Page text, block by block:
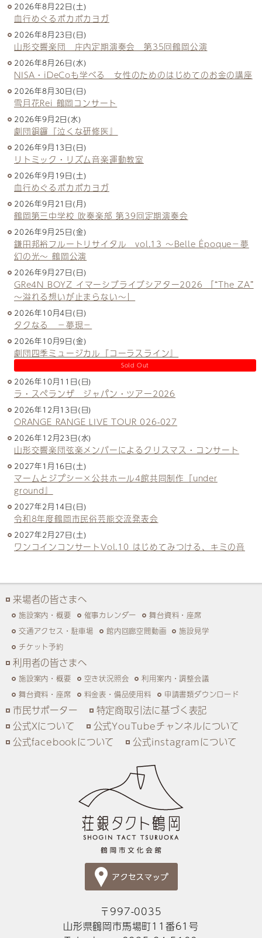
2026年8月22日(土)
血行めぐるポカポカヨガ
2026年8月23日(日)
山形交響楽団 庄内定期演奏会 第35回鶴岡公演
2026年8月26日(水)
NISA・iDeCoも学べる 女性のためのはじめてのお金の講座
2026年8月30日(日)
雪月花Rei 鶴岡コンサート
2026年9月2日(水)
劇団銅鑼『泣くな研修医』
2026年9月13日(日)
リトミック・リズム音楽運動教室
2026年9月19日(土)
血行めぐるポカポカヨガ
2026年9月21日(月)
鶴岡第三中学校 吹奏楽部 第39回定期演奏会
2026年9月25日(金)
鎌田邦裕フルートリサイタル vol.13 ～Belle Époque－夢
幻の光～ 鶴岡公演
2026年9月27日(日)
GRe4N BOYZ イマーシブライブシアター2026 「“The ZA”
〜溢れる想いが止まらない〜」
2026年10月4日(日)
タクなる －夢現－
2026年10月9日(金)
劇団四季ミュージカル『コーラスライン』
Sold Out
2026年10月11日(日)
ラ・スペランザ ジャパン・ツアー2026
2026年12月13日(日)
ORANGE RANGE LIVE TOUR 026-027
2026年12月23日(水)
山形交響楽団弦楽メンバーによるクリスマス・コンサート
2027年1月16日(土)
マームとジプシー×公共ホール4館共同制作『under
ground』
2027年2月14日(日)
令和8年度鶴岡市民俗芸能交流発表会
2027年2月27日(土)
ワンコインコンサートVol.10 はじめてみつける、キミの音
来場者の皆さまへ
施設案内・概要 催事カレンダー
舞台資料・座席
交通アクセス・駐車場
館内回廊空間動画
施設見学
チケット予約
利用者の皆さまへ
施設案内・概要 空き状況照会
利用案内・調整会議
舞台資料・座席
料金表・備品使用料 申請書類ダウンロード
市民サポーター
特定商取引法に基づく表記
公式Xについて
公式YouTubeチャンネルについて
公式facebookについて
公式instagramについて
〒997-0035
山形県鶴岡市馬場町11番61号